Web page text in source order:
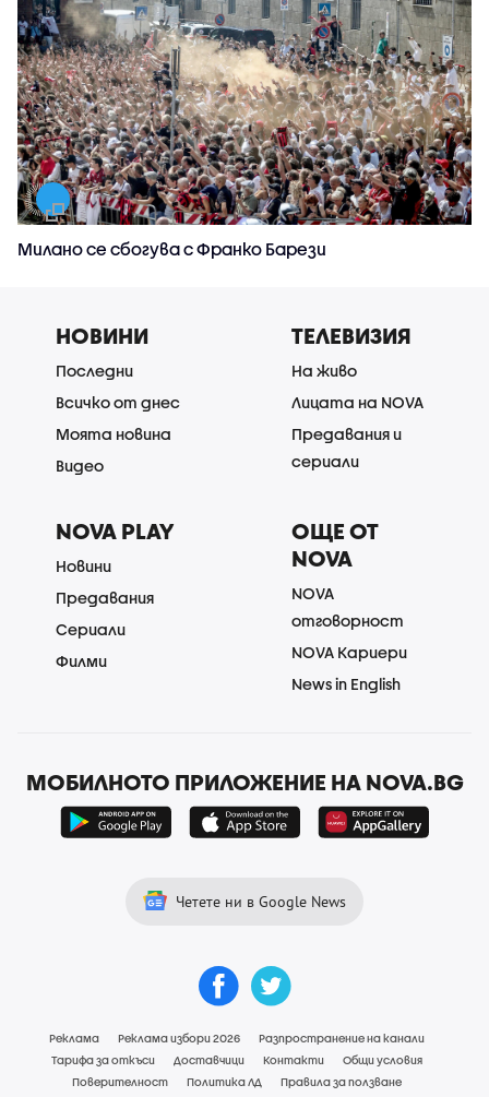
Милано се сбогува с Франко Барези
НОВИНИ
Последни
Всичко от днес
Моята новина
Видео
ТЕЛЕВИЗИЯ
На живо
Лицата на NOVA
Предавания и
сериали
NOVA PLAY
Новини
Предавания
Сериали
Филми
ОЩЕ ОТ
NOVA
NOVA
отговорност
NOVA Кариери
News in English
МОБИЛНОТО ПРИЛОЖЕНИЕ НА NOVA.BG
Четете ни в Google News
Реклама Реклама избори 2026
Разпространение на канали
Тарифа за откъси
Доставчици Контакти
Общи условия
Поверителност
Политика ЛД
Правила за ползване